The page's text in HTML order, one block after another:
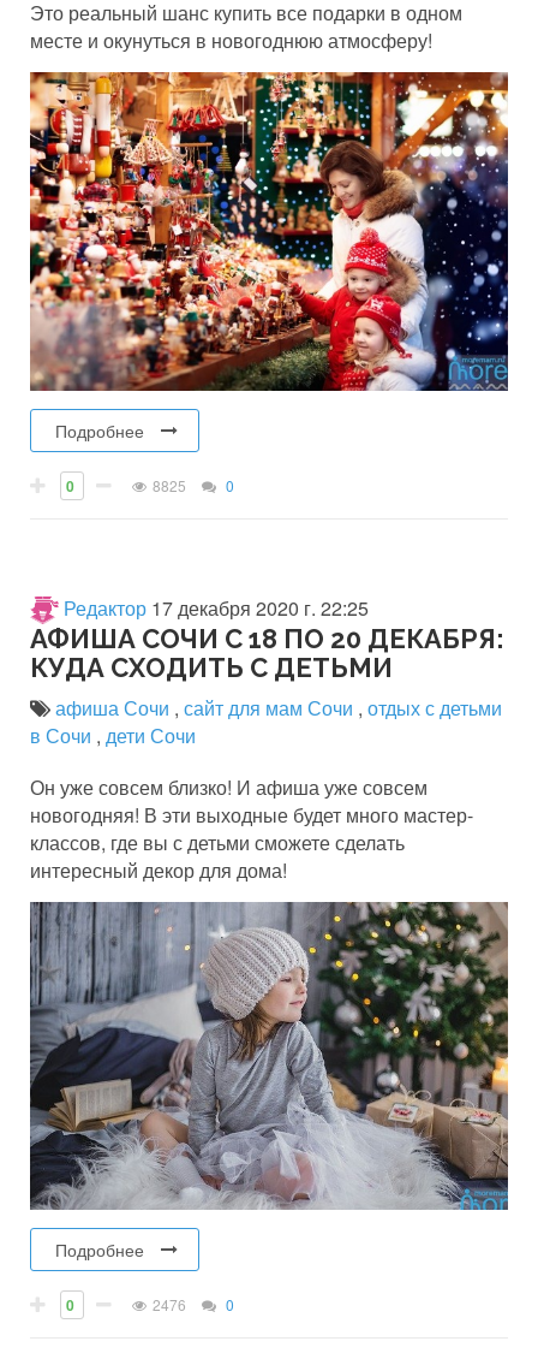
Это реальный шанс купить все подарки в одном
месте и окунуться в новогоднюю атмосферу!
Подробнее
0 8825 0
Редактор 17 декабря 2020 г. 22:25
АФИША СОЧИ С 18 ПО 20 ДЕКАБРЯ:
КУДА СХОДИТЬ С ДЕТЬМИ
афиша Сочи , сайт для мам Сочи , отдых с детьми
в Сочи , дети Сочи
Он уже совсем близко! И афиша уже совсем
новогодняя! В эти выходные будет много мастер-
классов, где вы с детьми сможете сделать
интересный декор для дома!
Подробнее
0 2476 0